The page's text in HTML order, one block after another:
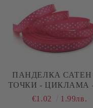
ПАНДЕЛКА САТЕН
ТОЧКИ - ЦИКЛАМА
€1.02
1.99лв.